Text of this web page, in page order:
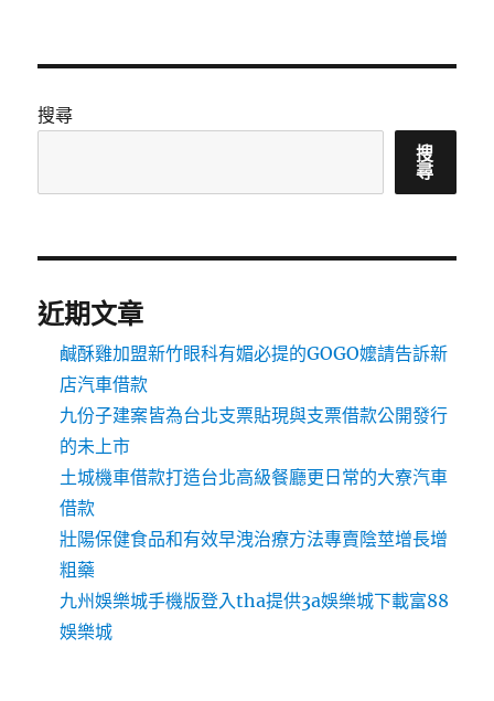
搜尋
搜
尋
近期文章
鹹酥雞加盟新竹眼科有媚必提的GOGO嬤請告訴新
店汽車借款
九份子建案皆為台北支票貼現與支票借款公開發行
的未上市
土城機車借款打造台北高級餐廳更日常的大寮汽車
借款
壯陽保健食品和有效早洩治療方法專賣陰莖增長增
粗藥
九州娛樂城手機版登入tha提供3a娛樂城下載富88
娛樂城